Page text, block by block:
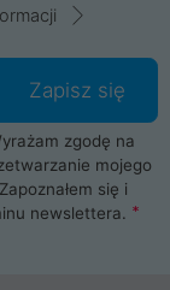
jest
albo laptopa w
pamięci,
Ci wybrać
do komputera.
rynku
Samsung i
Zapisz się
zgodę na
mojego
się i
newslettera.